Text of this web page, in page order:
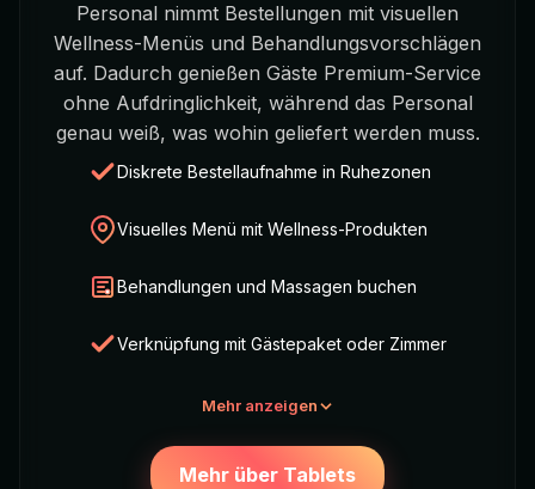
Personal nimmt Bestellungen mit visuellen
Wellness-Menüs und Behandlungsvorschlägen
auf. Dadurch genießen Gäste Premium-Service
ohne Aufdringlichkeit, während das Personal
genau weiß, was wohin geliefert werden muss.
Diskrete Bestellaufnahme in Ruhezonen
Visuelles Menü mit Wellness-Produkten
Behandlungen und Massagen buchen
Verknüpfung mit Gästepaket oder Zimmer
Mehr anzeigen
Mehr über Tablets